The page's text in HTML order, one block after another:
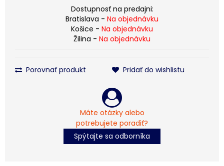
Dostupnosť na predajni:
Bratislava - Na objednávku
Košice - Na objednávku
Žilina - Na objednávku
Porovnať produkt Pridať do wishlistu
Máte otázky alebo
potrebujete poradiť?
Spýtajte sa odborníka